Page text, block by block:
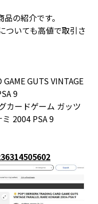
の紹介です。
ついても高値で取引さ
GAME GUTS VINTAGE
9
カードゲーム ガッツ
2004 PSA 9